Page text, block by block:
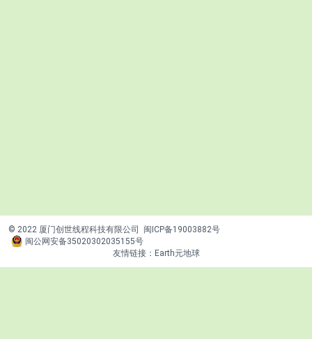
© 2022 厦门创世线程科技有限公司
闽ICP备19003882号
闽公网安备35020302035155号
友情链接： Earth元地球